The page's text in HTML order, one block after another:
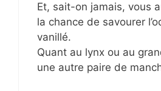
Et, sait-on jamais, vous
la chance de savourer
vanillé.
Quant au lynx ou au
une autre paire de